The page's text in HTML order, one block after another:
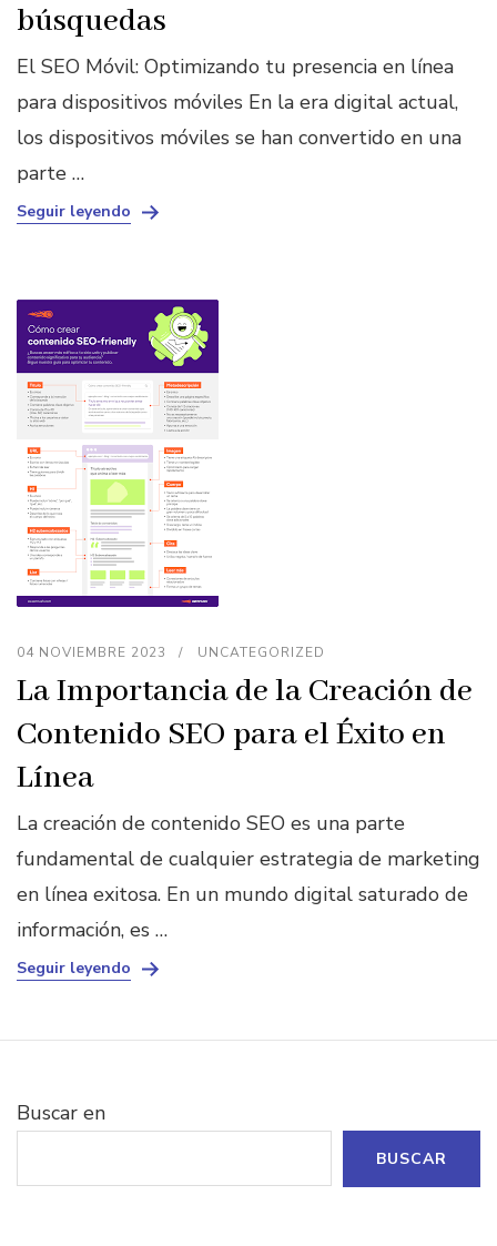
búsquedas
El SEO Móvil: Optimizando tu presencia en línea
para dispositivos móviles En la era digital actual,
los dispositivos móviles se han convertido en una
parte …
Seguir leyendo
04 NOVIEMBRE 2023 UNCATEGORIZED
La Importancia de la Creación de
Contenido SEO para el Éxito en
Línea
La creación de contenido SEO es una parte
fundamental de cualquier estrategia de marketing
en línea exitosa. En un mundo digital saturado de
información, es …
Seguir leyendo
Buscar en
BUSCAR